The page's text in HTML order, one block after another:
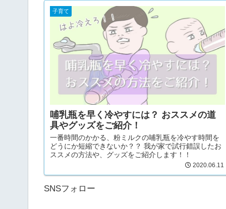
子育て
哺乳瓶を早く冷やすには？ おススメの道
具やグッズをご紹介！
一番時間のかかる、粉ミルクの哺乳瓶を冷やす時間を
どうにか短縮できないか？？ 我が家で試行錯誤したお
ススメの方法や、グッズをご紹介します！！
2020.06.11
SNSフォロー